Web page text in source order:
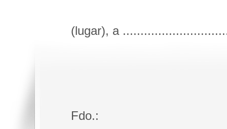
(lugar), a
Fdo.: